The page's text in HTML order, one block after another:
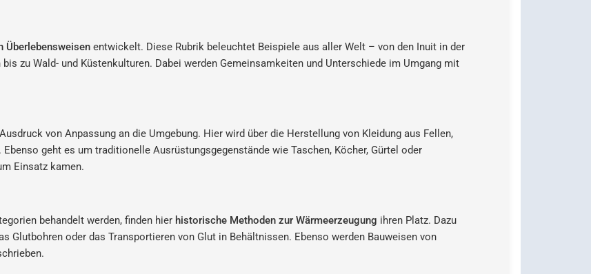
Überlebensweisen entwickelt. Diese Rubrik beleuchtet Beispiele aus aller Welt – von den Inuit in der
zu Wald- und Küstenkulturen. Dabei werden Gemeinsamkeiten und Unterschiede im Umgang mit
von Anpassung an die Umgebung. Hier wird über die Herstellung von Kleidung aus Fellen,
geht es um traditionelle Ausrüstungsgegenstände wie Taschen, Köcher, Gürtel oder
Einsatz kamen.
behandelt werden, finden hier historische Methoden zur Wärmeerzeugung ihren Platz. Dazu
Glutbohren oder das Transportieren von Glut in Behältnissen. Ebenso werden Bauweisen von